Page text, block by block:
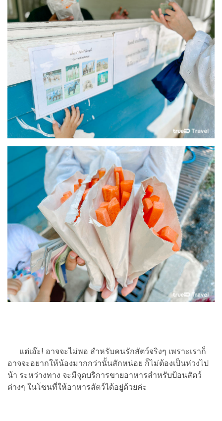
แต่เอ๊ะ! อาจจะไม่พอ สำหรับคนรักสัตว์จริงๆ เพราะเราก็
อาจจะอยากให้น้องมากกว่านั้นสักหน่อย ก็ไม่ต้องเป็นห่วงไป
น้า ระหว่างทาง จะมีจุดบริการขายอาหารสำหรับป้อนสัตว์
ต่างๆ ในโซนที่ให้อาหารสัตว์ได้อยู่ด้วยค่ะ